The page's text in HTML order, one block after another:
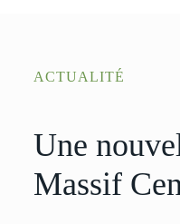
ACTUALITÉ
Une
Massif